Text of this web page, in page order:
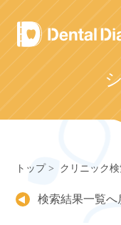
Skip
to
content
トップ クリニック
検索結果一覧へ